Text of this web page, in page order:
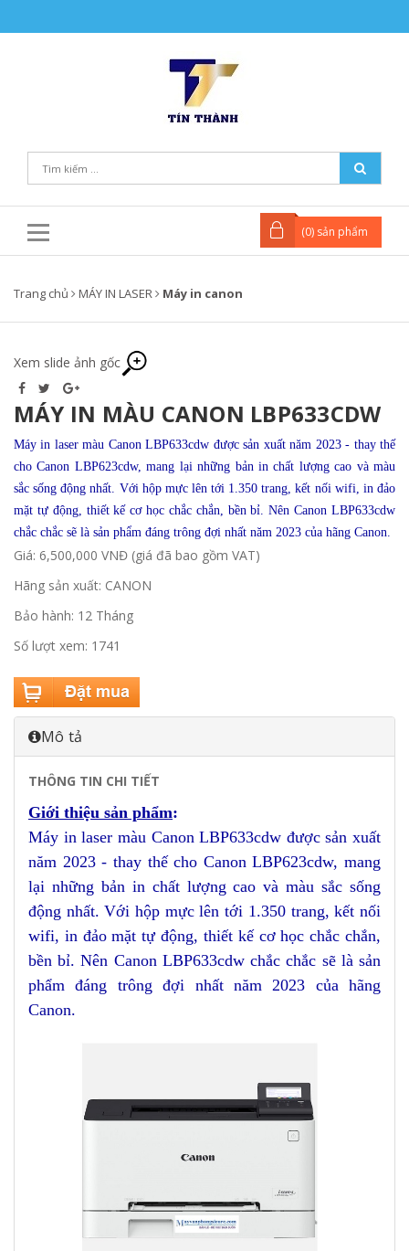
(0) sản phẩm
Trang chủ MÁY IN LASER Máy in canon
Xem slide ảnh gốc
MÁY IN MÀU CANON LBP633CDW
Máy in laser màu Canon LBP633cdw được sản xuất năm 2023 - thay thế
cho Canon LBP623cdw, mang lại những bản in chất lượng cao và màu
sắc sống động nhất. Với hộp mực lên tới 1.350 trang, kết nối wifi, in đảo
mặt tự động, thiết kế cơ học chắc chắn, bền bỉ. Nên Canon LBP633cdw
chắc chắc sẽ là sản phẩm đáng trông đợi nhất năm 2023 của hãng Canon.
Giá: 6,500,000 VNĐ (giá đã bao gồm VAT)
Hãng sản xuất: CANON
Bảo hành: 12 Tháng
Số lượt xem: 1741
Mô tả
THÔNG TIN CHI TIẾT
Giới thiệu sản phẩm:
Máy in laser màu Canon LBP633cdw được sản xuất
năm 2023 - thay thế cho Canon LBP623cdw, mang
lại những bản in chất lượng cao và màu sắc sống
động nhất. Với hộp mực lên tới 1.350 trang, kết nối
wifi, in đảo mặt tự động, thiết kế cơ học chắc chắn,
bền bỉ. Nên Canon LBP633cdw chắc chắc sẽ là sản
phẩm đáng trông đợi nhất năm 2023 của hãng
Canon.